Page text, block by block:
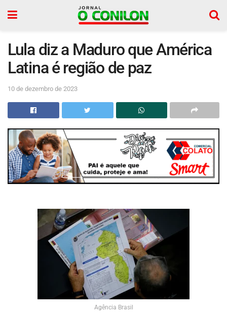
Lula diz a Maduro que América
Latina é região de paz
10 de dezembro de 2023
Agência Brasil